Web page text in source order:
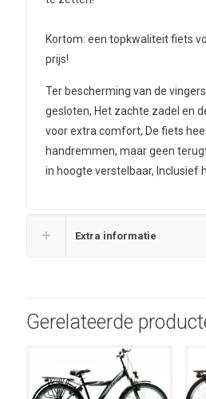
Kortom: een topkwaliteit fiets
prijs!
Ter bescherming van de
gesloten, Het zachte zadel en
voor extra comfort, De fiets
handremmen, maar geen
in hoogte verstelbaar, Inclusief
Extra informatie
Gerelateerde
UITVERKOOP